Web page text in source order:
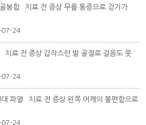
봉합 치료 전 증상 무릎 통증으로 걷기가
07-24
료 전 증상 갑작스런 발 골절로 걸음도 못
07-24
파열 치료 전 증상 왼쪽 어깨의 불편함으로
07-24